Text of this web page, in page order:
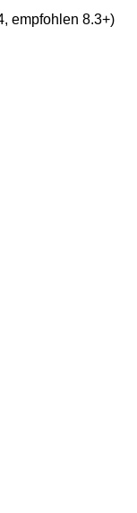
empfohlen 8.3+)